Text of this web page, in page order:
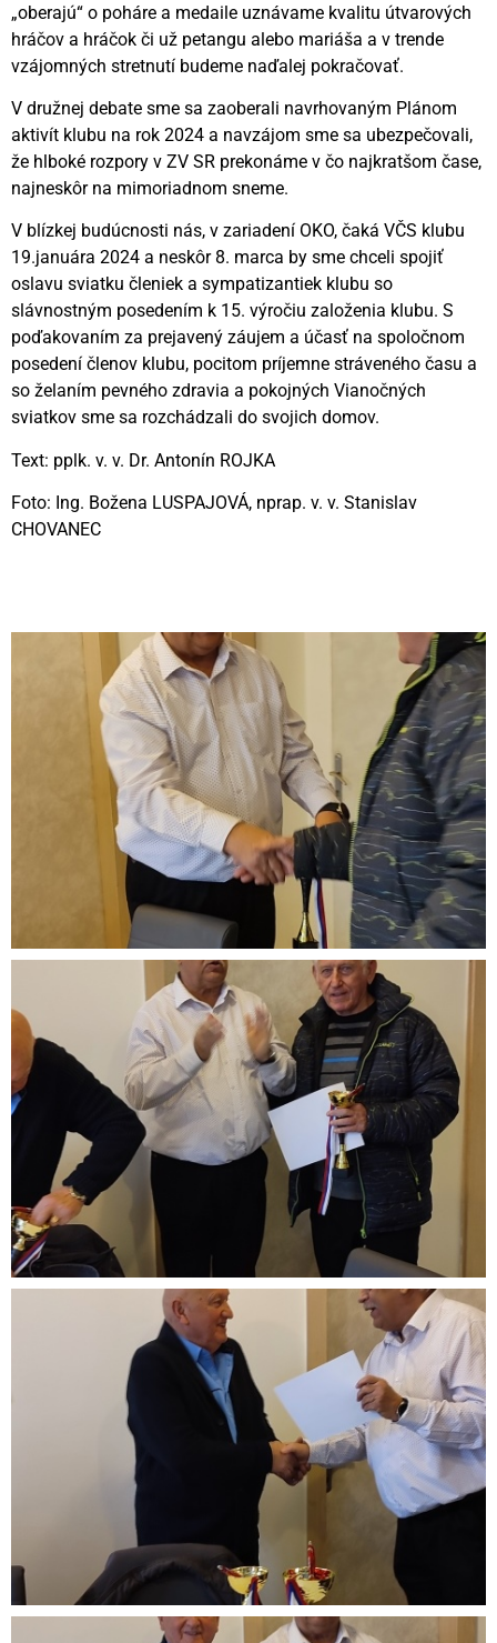
„oberajú“ o poháre a medaile uznávame kvalitu útvarových
hráčov a hráčok či už petangu alebo mariáša a v trende
vzájomných stretnutí budeme naďalej pokračovať.
V družnej debate sme sa zaoberali navrhovaným Plánom
aktivít klubu na rok 2024 a navzájom sme sa ubezpečovali,
že hlboké rozpory v ZV SR prekonáme v čo najkratšom čase,
najneskôr na mimoriadnom sneme.
V blízkej budúcnosti nás, v zariadení OKO, čaká VČS klubu
19.januára 2024 a neskôr 8. marca by sme chceli spojiť
oslavu sviatku členiek a sympatizantiek klubu so
slávnostným posedením k 15. výročiu založenia klubu. S
poďakovaním za prejavený záujem a účasť na spoločnom
posedení členov klubu, pocitom príjemne stráveného času a
so želaním pevného zdravia a pokojných Vianočných
sviatkov sme sa rozchádzali do svojich domov.
Text: pplk. v. v. Dr. Antonín ROJKA
Foto: Ing. Božena LUSPAJOVÁ, nprap. v. v. Stanislav
CHOVANEC